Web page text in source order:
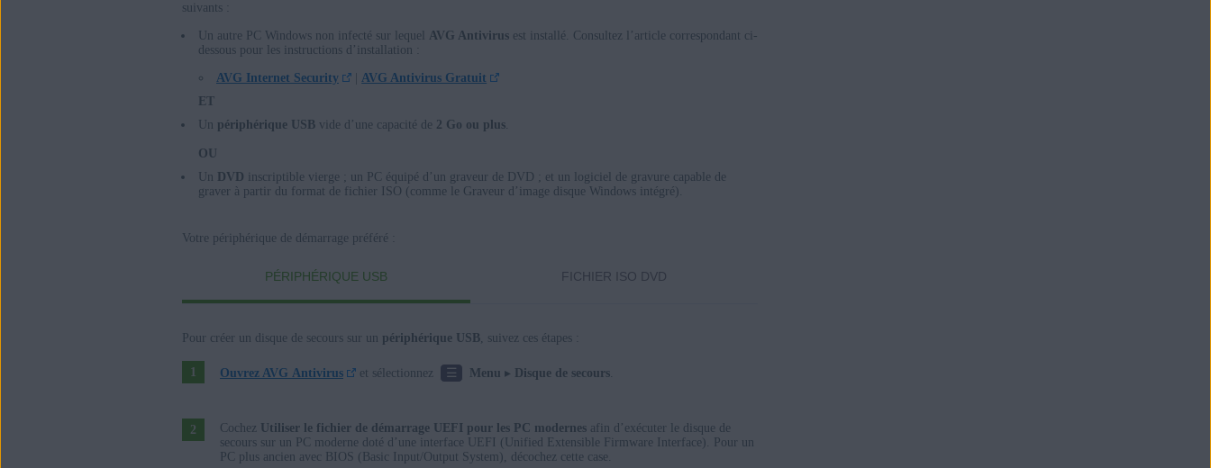
suivants :
Un autre PC Windows non infecté sur lequel AVG Antivirus est installé. Consultez l’article correspondant ci-
dessous pour les instructions d’installation :
AVG Internet Security |AVG Antivirus Gratuit
ET
Un périphérique USB vide d’une capacité de 2 Go ou plus.
OU
Un DVD inscriptible vierge ; un PC équipé d’un graveur de DVD ; et un logiciel de gravure capable de
graver à partir du format de fichier ISO (comme le Graveur d’image disque Windows intégré).
Votre périphérique de démarrage préféré :
PÉRIPHÉRIQUE USB FICHIER ISO DVD
Pour créer un disque de secours sur un périphérique USB, suivez ces étapes :
Ouvrez AVG Antivirus et sélectionnez ☰ Menu ▸ Disque de secours.
Cochez Utiliser le fichier de démarrage UEFI pour les PC modernes afin d’exécuter le disque de
secours sur un PC moderne doté d’une interface UEFI (Unified Extensible Firmware Interface). Pour un
PC plus ancien avec BIOS (Basic Input/Output System), décochez cette case.